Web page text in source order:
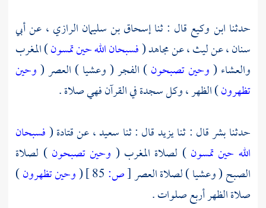
حدثنا ابن وكيع قال : ثناإسحاق بن سليمان الرازي ، عنأبي
سنان ،عنليث ،عنمجاهد(فسبحان الله حين تمسون) المغرب
والعشاء (وحين تصبحون) الفجر ( وعشيا ) العصر (وحين
تظهرون) الظهر ، وكل سجدة في القرآن فهي صلاة .
حدثنابشرقال : ثنايزيدقال : ثنا سعيد ،عنقتادة(فسبحان
الله حين تمسون) لصلاة المغرب ( وحين تصبحون) لصلاة
الصبح ( وعشيا ) لصلاة العصر[ص: (وحين تظهرون)
صلاة الظهر أربع صلوات .